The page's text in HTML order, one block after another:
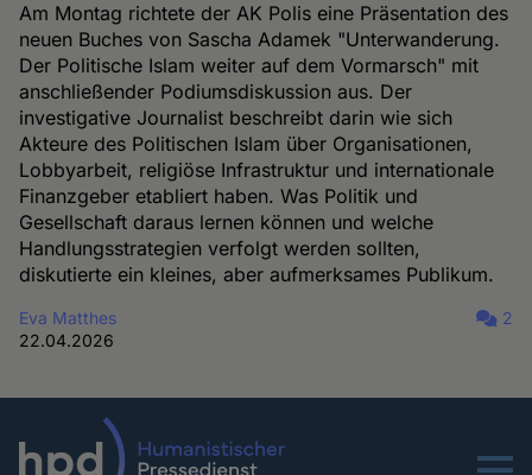
Am Montag richtete der AK Polis eine Präsentation des
neuen Buches von Sascha Adamek "Unterwanderung.
Der Politische Islam weiter auf dem Vormarsch" mit
anschließender Podiumsdiskussion aus. Der
investigative Journalist beschreibt darin wie sich
Akteure des Politischen Islam über Organisationen,
Lobbyarbeit, religiöse Infrastruktur und internationale
Finanzgeber etabliert haben. Was Politik und
Gesellschaft daraus lernen können und welche
Handlungsstrategien verfolgt werden sollten,
diskutierte ein kleines, aber aufmerksames Publikum.
Eva Matthes
22.04.2026
2